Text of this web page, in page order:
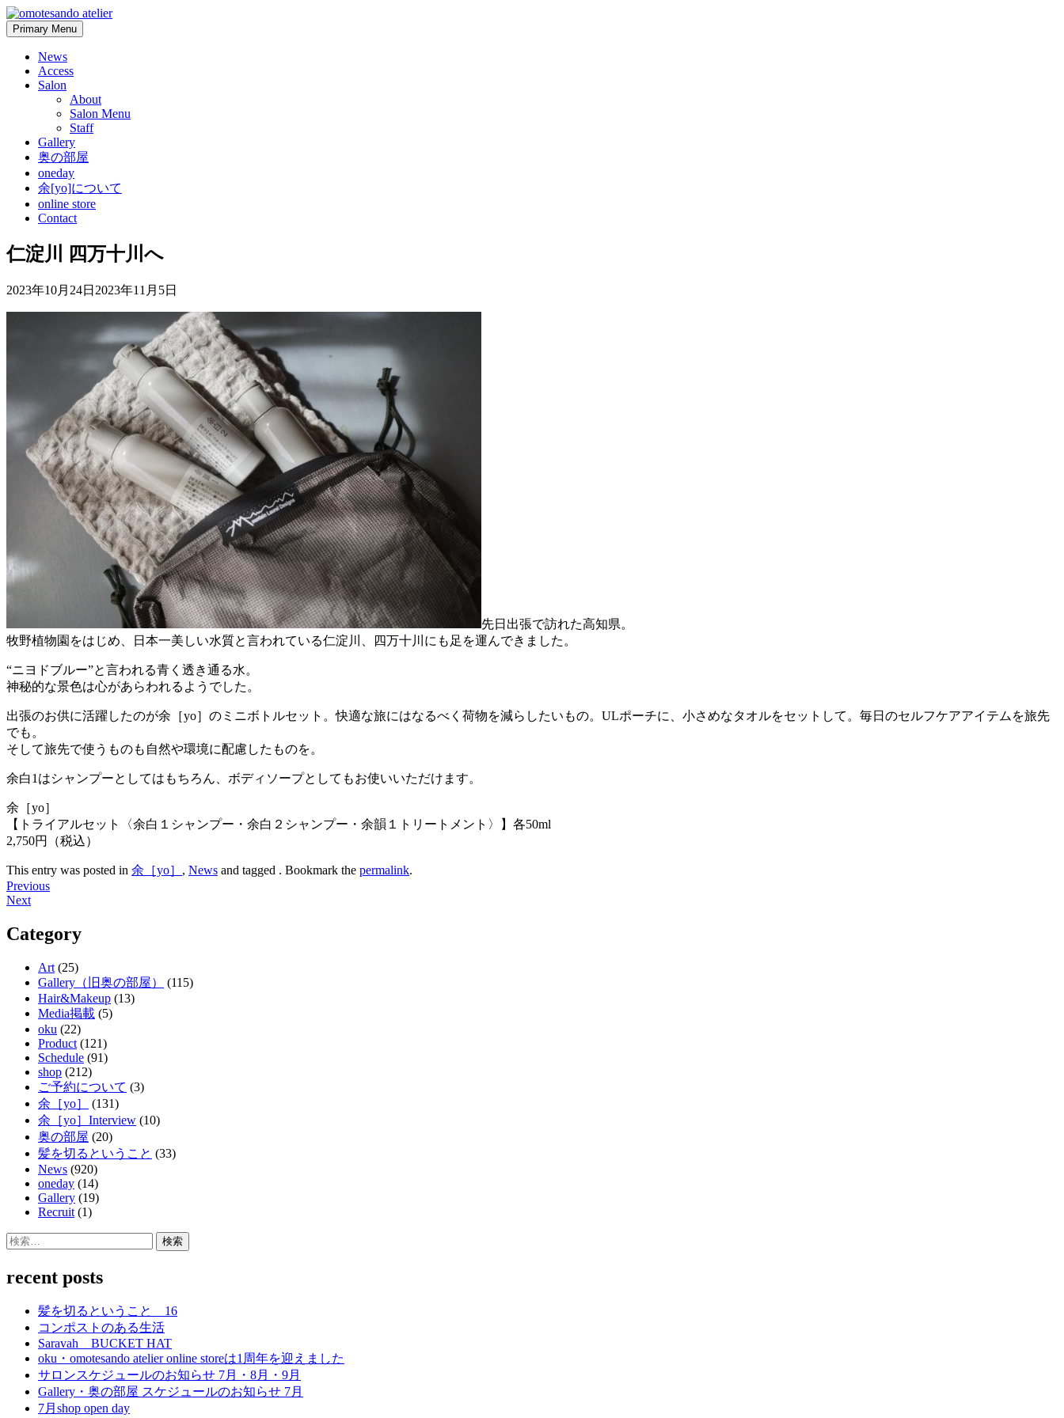
Skip
to
content
Primary Menu
News
Access
Salon
About
Salon Menu
Staff
Gallery
奥の部屋
oneday
余[yo]について
online store
Contact
仁淀川 四万十川へ
2023年10月24日 2023年11月5日
先日出張で訪れた高知県。
牧野植物園をはじめ、日本一美しい水質と言われている仁淀川、四万十川にも足を運んできました。
“ニヨドブルー”と言われる青く透き通る水。
神秘的な景色は心があらわれるようでした。
出張のお供に活躍したのが余［yo］のミニボトルセット。快適な旅にはなるべく荷物を減らしたいもの。ULポーチに、小さめなタオルをセットして。毎日のセルフケアアイテムを旅先
でも。
そして旅先で使うものも自然や環境に配慮したものを。
余白1はシャンプーとしてはもちろん、ボディソープとしてもお使いいただけます。
余［yo］
【トライアルセット〈余白１シャンプー・余白２シャンプー・余韻１トリートメント〉】各50ml
2,750円（税込）
This entry was posted in 余［yo］ , News and tagged . Bookmark the permalink.
Post
navigation
Previous
Next
Category
Art (25)
Gallery（旧奥の部屋）
(115)
Hair&Makeup (13)
Media掲載 (5)
oku (22)
Product (121)
Schedule (91)
shop (212)
ご予約について (3)
余［yo］
(131)
余［yo］Interview (10)
奥の部屋 (20)
髪を切るということ (33)
News (920)
oneday (14)
Gallery (19)
Recruit (1)
検
recent posts
髪を切るということ 16
コンポストのある生活
Saravah BUCKET HAT
oku・omotesando atelier online storeは1周年を迎えました
サロンスケジュールのお知らせ 7月・8月・9月
Gallery・奥の部屋 スケジュールのお知らせ 7月
7月shop open day